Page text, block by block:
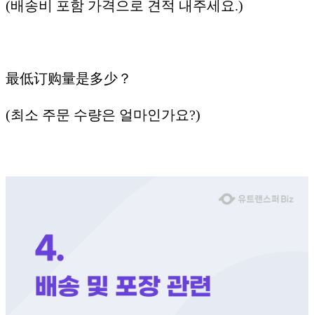
(배송비 포함 가격으로 견적 내주세요.)
最低订购量是多少？
(최소 주문 수량은 얼마인가요?)